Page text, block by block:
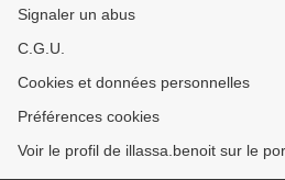
Signaler un abus
C.G.U.
Cookies et données personnelles
Préférences cookies
Voir le profil de illassa.benoit sur le